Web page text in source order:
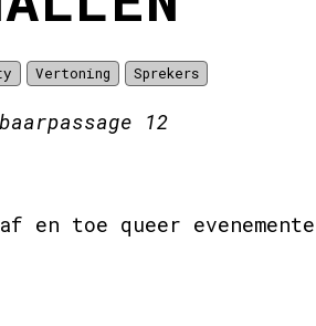
Vertoning Sprekers
12
en toe queer